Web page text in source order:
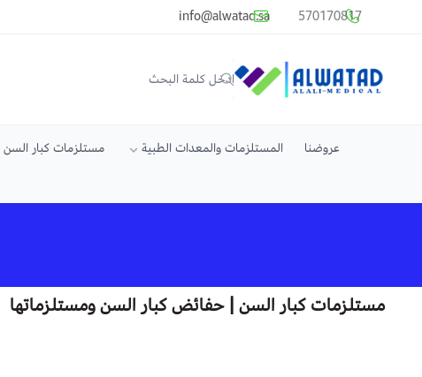
common.titles.skip_to_main_content
570170817
info@alwatad.sa
متجر الوتد العالي الطبي
عروضنا المستلزمات والمعدات الطبية مستلزمات كبار السن
مستلزمات كبار السن | حفائض كبار السن ومستلزماتها